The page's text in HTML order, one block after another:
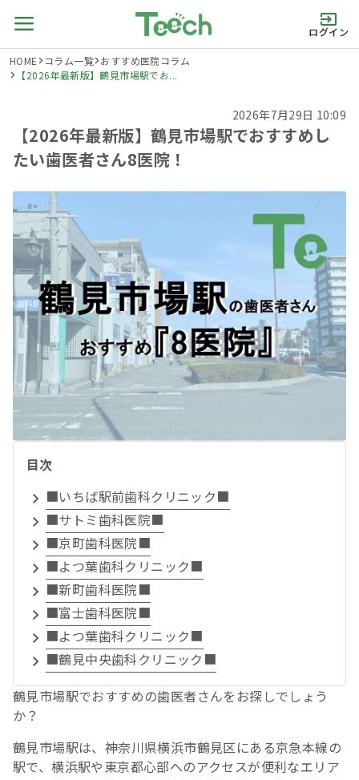
ログイン
HOME コラム一覧 おすすめ医院コラム
【2026年最新版】鶴見市場駅でお...
2026年7月29日 10:09
【2026年最新版】鶴見市場駅でおすすめし
たい歯医者さん8医院！
目次
■いちば駅前歯科クリニック■
■サトミ歯科医院■
■京町歯科医院■
■よつ葉歯科クリニック■
■新町歯科医院■
■富士歯科医院■
■よつ葉歯科クリニック■
■鶴見中央歯科クリニック■
鶴見市場駅でおすすめの歯医者さんをお探しでしょう
か？
鶴見市場駅は、神奈川県横浜市鶴見区にある京急本線の
駅で、横浜駅や東京都心部へのアクセスが便利なエリア